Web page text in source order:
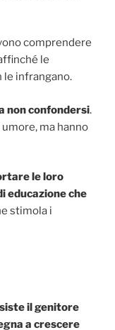
comprendere
le
le infrangano.
non confondersi.
ma hanno
le loro
educazione che
stimola i
il genitore
a crescere